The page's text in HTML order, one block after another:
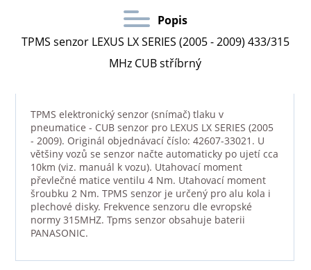
Popis
TPMS senzor LEXUS LX SERIES (2005 - 2009) 433/315
MHz CUB stříbrný
TPMS elektronický senzor (snímač) tlaku v
pneumatice - CUB senzor pro LEXUS LX SERIES (2005
- 2009). Originál objednávací číslo: 42607-33021. U
většiny vozů se senzor načte automaticky po ujetí cca
10km (viz. manuál k vozu). Utahovací moment
převlečné matice ventilu 4 Nm. Utahovací moment
šroubku 2 Nm. TPMS senzor je určený pro alu kola i
plechové disky. Frekvence senzoru dle evropské
normy 315MHZ. Tpms senzor obsahuje baterii
PANASONIC.